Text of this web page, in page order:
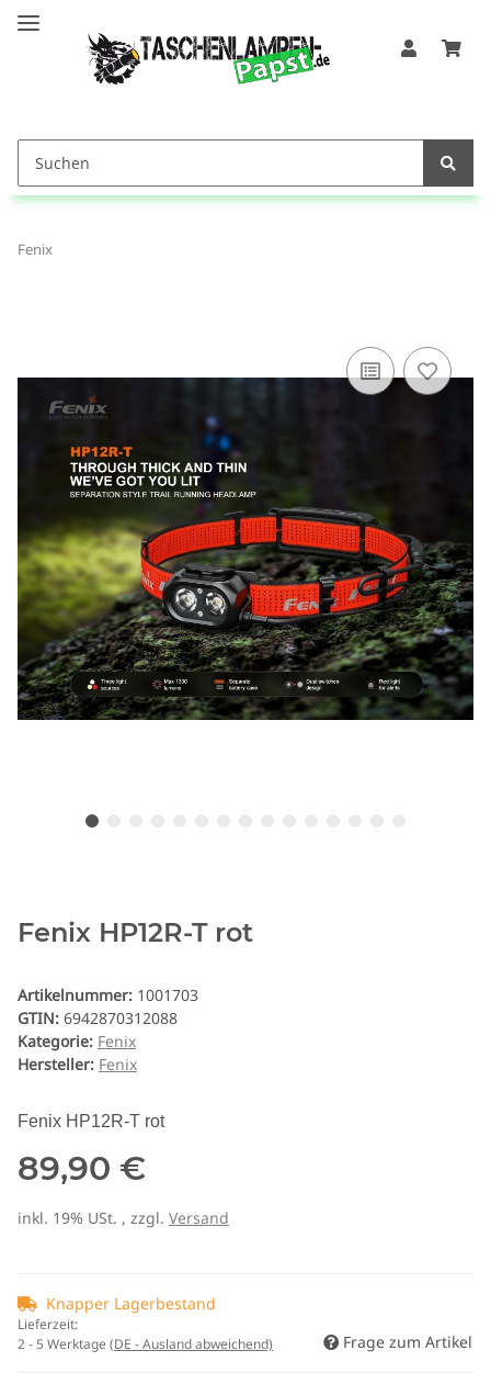
Fenix
Fenix HP12R-T rot
Artikelnummer: 1001703
GTIN: 6942870312088
Kategorie: Fenix
Hersteller: Fenix
Fenix HP12R-T rot
89,90 €
inkl. 19% USt. , zzgl. Versand
Knapper Lagerbestand
Lieferzeit:
2 - 5 Werktage (DE - Ausland abweichend) Frage zum Artikel